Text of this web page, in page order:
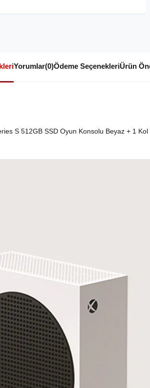
Yorumlar(0)Ödeme SeçenekleriÜrün
S 512GB SSD Oyun Konsolu Beyaz + 1 Kol